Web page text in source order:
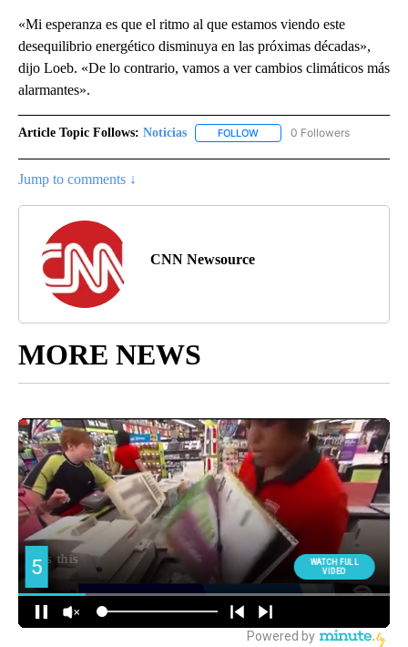
«Mi esperanza es que el ritmo al que estamos viendo este
desequilibrio energético disminuya en las próximas décadas»,
dijo Loeb. «De lo contrario, vamos a ver cambios climáticos más
alarmantes».
Article Topic Follows: Noticias FOLLOW FOLLOW "NOTICIAS" TO
0 Followers
Jump to comments ↓
CNN Newsource
MORE NEWS